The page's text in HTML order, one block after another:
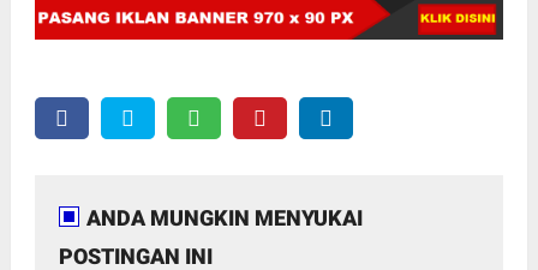
ANDA MUNGKIN MENYUKAI
POSTINGAN INI